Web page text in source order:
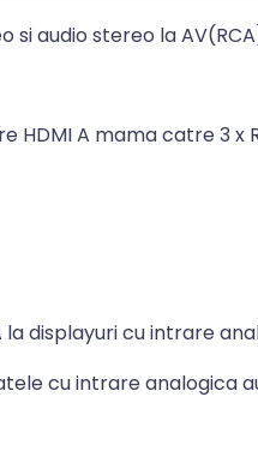
si audio stereo la
HDMI A mama catre 3 x
displayuri cu intrare
cu intrare analogica